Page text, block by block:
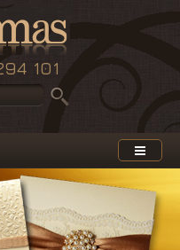
101